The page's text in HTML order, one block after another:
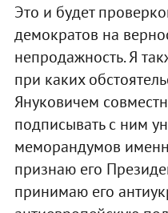
Это и будет
демократов на
непродажность. Я
при каких
Януковичем
подписывать с ним
меморандумов
признаю его
принимаю его